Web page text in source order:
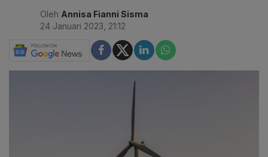
Oleh Annisa Fianni Sisma
24 Januari 2023, 21:12